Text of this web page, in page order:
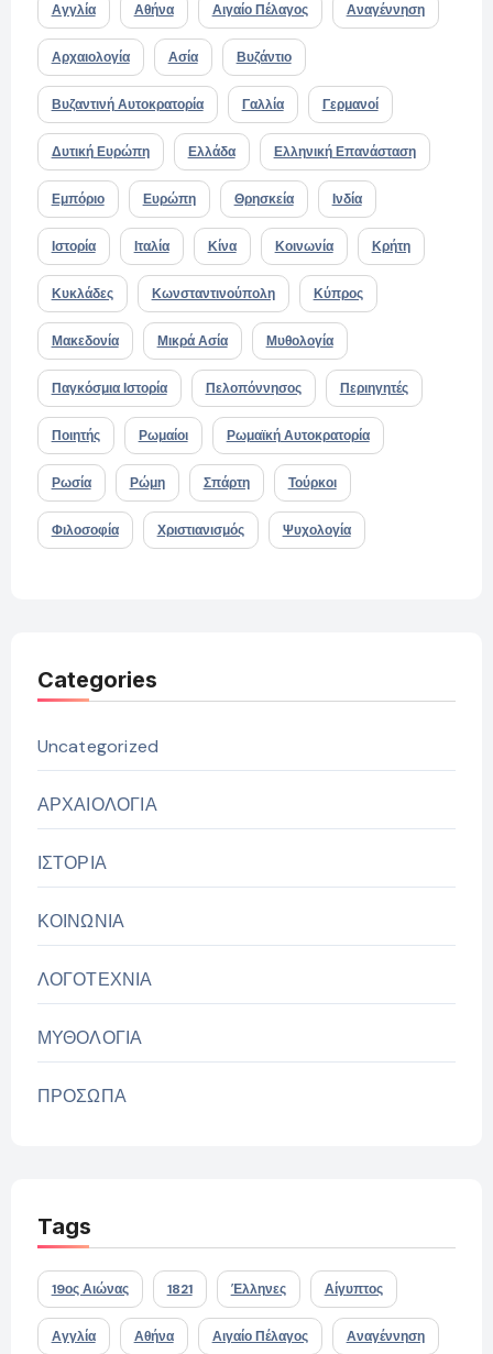
Αγγλία Αθήνα Αιγαίο Πέλαγος Αναγέννηση
Αρχαιολογία Ασία Βυζάντιο
Βυζαντινή Αυτοκρατορία Γαλλία Γερμανοί
Δυτική Ευρώπη Ελλάδα Ελληνική Επανάσταση
Εμπόριο Ευρώπη Θρησκεία Ινδία
Ιστορία Ιταλία Κίνα Κοινωνία Κρήτη
Κυκλάδες Κωνσταντινούπολη Κύπρος
Μακεδονία Μικρά Ασία Μυθολογία
Παγκόσμια Ιστορία Πελοπόννησος Περιηγητές
Ποιητής Ρωμαίοι Ρωμαϊκή Αυτοκρατορία
Ρωσία Ρώμη Σπάρτη Τούρκοι
Φιλοσοφία Χριστιανισμός Ψυχολογία
Categories
Uncategorized
ΑΡΧΑΙΟΛΟΓΙΑ
ΙΣΤΟΡΙΑ
ΚΟΙΝΩΝΙΑ
ΛΟΓΟΤΕΧΝΙΑ
ΜΥΘΟΛΟΓΙΑ
ΠΡΟΣΩΠΑ
Tags
19ος Αιώνας 1821 Έλληνες Αίγυπτος
Αγγλία Αθήνα Αιγαίο Πέλαγος Αναγέννηση